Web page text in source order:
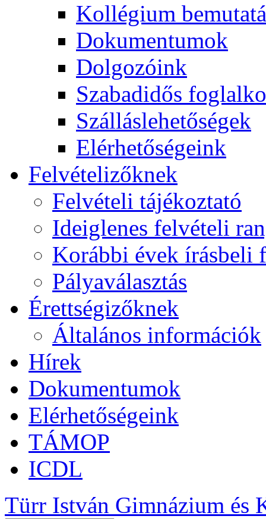
Kollégium
Dokumentumok
Dolgozóink
Szabadidős
Szálláslehetőségek
Elérhetőségeink
Felvételizőknek
Felvételi tájékoztató
Ideiglenes felvételi
Korábbi évek írásbeli
Pályaválasztás
Érettségizőknek
Általános információk
Hírek
Dokumentumok
Elérhetőségeink
TÁMOP
ICDL
Türr István Gimnázium és